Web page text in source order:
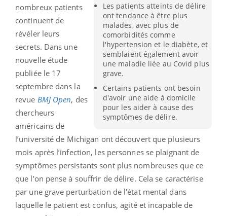
Les patients atteints de délire
ont tendance à être plus
malades, avec plus de
comorbidités comme
l'hypertension et le diabète, et
semblaient également avoir
une maladie liée au Covid plus
grave.
Certains patients ont besoin
d'avoir une aide à domicile
pour les aider à cause des
symptômes de délire.
nombreux patients
continuent de
révéler leurs
secrets. Dans une
nouvelle étude
publiée le 17
septembre dans la
revue BMJ Open, des
chercheurs
américains de
l’université de Michigan ont découvert que plusieurs
mois après l’infection, les personnes se plaignant de
symptômes persistants sont plus nombreuses que ce
que l’on pense à souffrir de délire. Cela se caractérise
par une grave perturbation de l'état mental dans
laquelle le patient est confus, agité et incapable de